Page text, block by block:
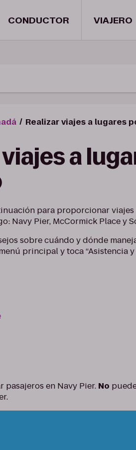
CONDUCTOR VIAJERO
Realizar viajes a lugares
viajes a
para proporcionar
Navy Pier, McCormick Place y
sobre cuándo y dónde
principal y toca “Asistencia
pasajeros en Navy Pier. No